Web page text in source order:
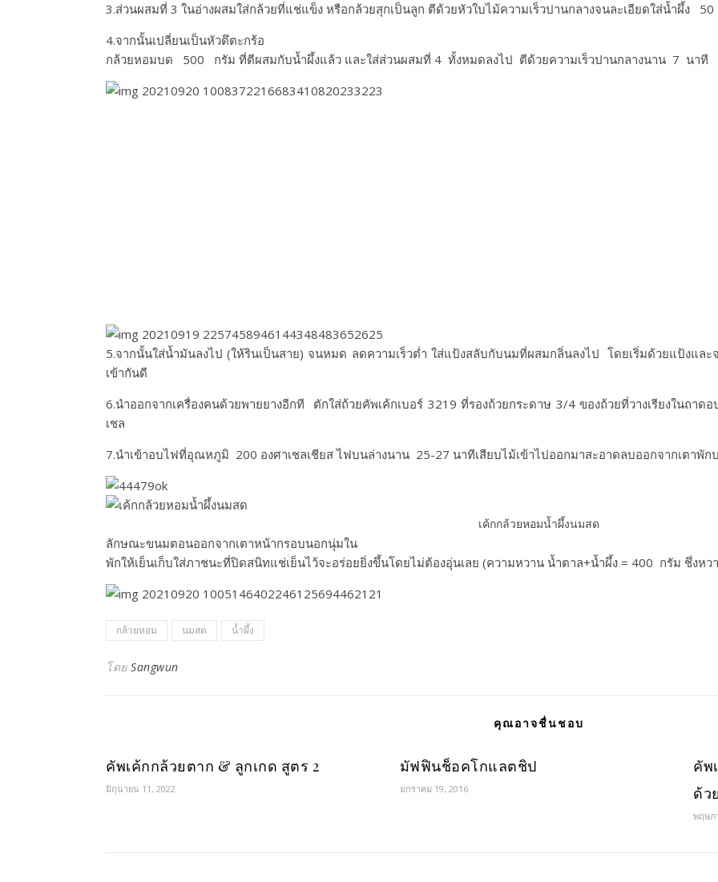
3.ส่วนผสมที่ 3 ในอ่างผสมใส่กล้วยที่แช่แข็ง หรือกล้วยสุกเป็นลูก ตีด้วยหัวใบไม้ความเร็วปานกลางจนละเอียดใส่น้ำผึ้ง
4.จากนั้นเปลี่ยน​เป็นหัวตึตะกร้อ
กล้วยหอมบด 500​ กรัม​ ที่ตีผสมกับน้ำผึ้งแล้ว และใส่ส่วนผสมที่ 4 ทั้งหมดลงไป ตีด้วยความเร็วปานกลางนาน 7 นาที
5.จากนั้นใส่น้ำมันลงไป (ให้รินเป็นสาย)​ จนหมด ลดความเร็วต่ำ ใส่แป้งสลับกับนมที่ผสมกลิ่นลงไป โดยเริ่มด้วยแป้ง
เข้ากันดี
6.นำออกจากเครื่องคนด้วยพายยางอีกที ตักใส่ถ้วยคัพเค้กเบอร์ 3219 ที่รองถ้วยกระดาษ 3/4​ ของถ้วยที่วางเรียงในถา
เชล
7.นำเข้าอบไฟที่อุณหภูมิ 200​ องศา​เชล​เ​ชี​ยส​ ไฟบนล่างนาน​ 25-27​ นาทีเสียบไม้เข้าไปออกมา​สะอาด​ลบออกจากเตาพั
เค้กกล้วยหอมน้ำผึ้งนมสด
ลักษณะ​ขนมตอนออกจากเตาหน้ากรอบนอกนุ่มใน
พักให้เย็นเก็บใส่ภาชนะ​ที่​ปิด​สนิท​แช่เย็นไว้จะอร่อยยิ่งขึ้นโดยไม่ต้องอุ่นเลย (ความหวาน น้ำตาล+น้ำผึ้ง = 400​ กรัม​ ชึ่งหว
กล้วยหอม นมสด น้ำผึ้ง
โดย Sangwun
คุณอาจชื่นชอบ
คัพเค้กกล้วยตาก & ลูกเกด สูตร 2
มิถุนายน 11, 2022
มัฟฟินช็อคโกแลตชิป
มกราคม 19, 2016
คัพ
ด้ว
พฤษภ